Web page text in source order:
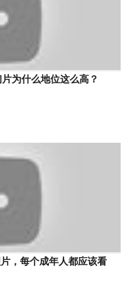
为什么地位这么高？
，每个成年人都应该看